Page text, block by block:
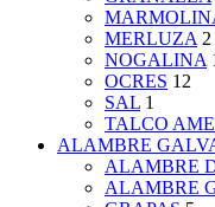
MERLUZA 2
NOGALINA
OCRES 12
SAL 1
TALCO
ALAMBRE
ALAMBRE
ALAMBRE